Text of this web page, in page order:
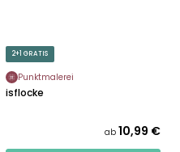
2+1 GRATIS
Punktmalerei
Eisflocke
ab 10,99 €